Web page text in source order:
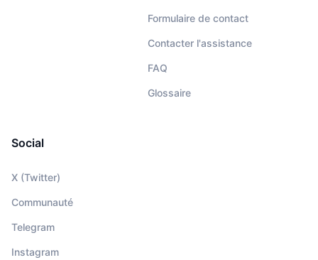
Formulaire de contact
Contacter l'assistance
FAQ
Glossaire
Social
X (Twitter)
Communauté
Telegram
Instagram